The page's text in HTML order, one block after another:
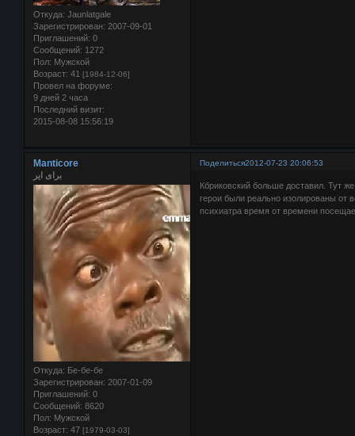
Откуда: Jaunlatgale
Зарегистрирован: 2007-09-01
Приглашений: 0
Сообщений: 1272
Пол: Мужской
Возраст: 41 [1984-12-06]
Провел на форуме:
9 дней 2 часа
Последний визит:
2015-08-08 15:56:19
Поделиться2012-07-23 20:06:53
Manticore
برای ایر
Откуда: Бе-бе-бе
Зарегистрирован: 2007-01-09
Приглашений: 0
Сообщений: 8620
Пол: Мужской
Возраст: 47 [1979-03-03]
Кбриковский больше доставил. Тут
герои были реально изолированы от
психиатра время от времени